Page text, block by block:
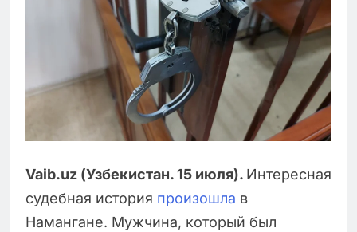
Vaib.uz (Узбекистан. 15 июля). Интересная
судебная история произошла в
Намангане. Мужчина, который был